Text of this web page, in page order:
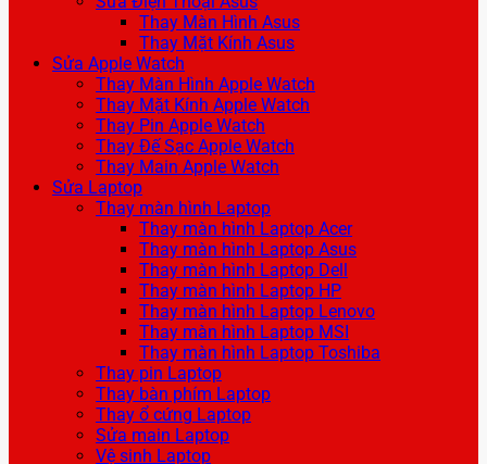
Thay Màn Hình Asus
Thay Mặt Kính Asus
Sửa Apple Watch
Thay Màn Hình Apple Watch
Thay Mặt Kính Apple Watch
Thay Pin Apple Watch
Thay Đế Sạc Apple Watch
Thay Main Apple Watch
Sửa Laptop
Thay màn hình Laptop
Thay màn hình Laptop Acer
Thay màn hình Laptop Asus
Thay màn hình Laptop Dell
Thay màn hình Laptop HP
Thay màn hình Laptop Lenovo
Thay màn hình Laptop MSI
Thay màn hình Laptop Toshiba
Thay pin Laptop
Thay bàn phím Laptop
Thay ổ cứng Laptop
Sửa main Laptop
Vệ sinh Laptop